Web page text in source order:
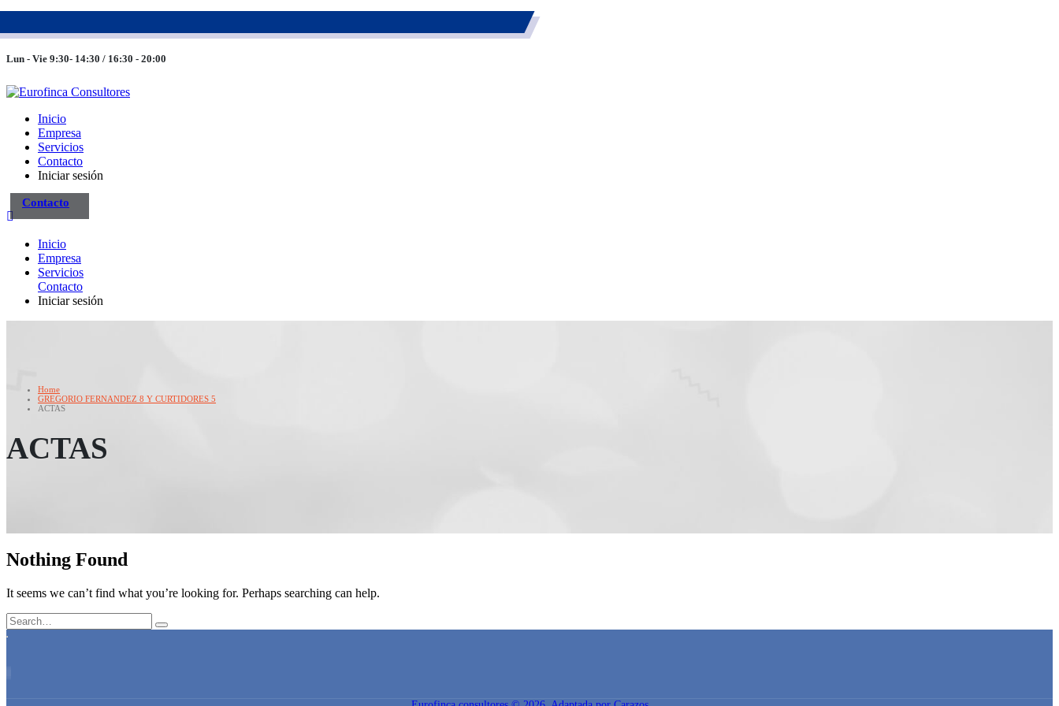
Lun - Vie 9:30- 14:30 / 16:30 - 20:00
Inicio
Empresa
Servicios
Contacto
Iniciar sesión
Contacto
Inicio
Empresa
Servicios
Contacto
Iniciar sesión
Home
GREGORIO FERNANDEZ 8 Y CURTIDORES 5
ACTAS
ACTAS
Nothing Found
It seems we can’t find what you’re looking for. Perhaps searching can help.